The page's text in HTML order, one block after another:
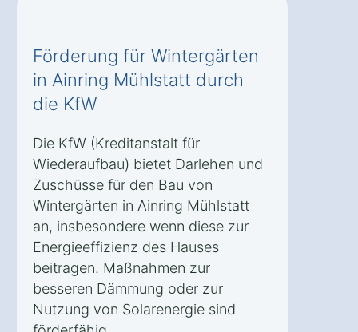
Förderung für Wintergärten
in Ainring Mühlstatt durch
die KfW
Die KfW (Kreditanstalt für
Wiederaufbau) bietet Darlehen und
Zuschüsse für den Bau von
Wintergärten in Ainring Mühlstatt
an, insbesondere wenn diese zur
Energieeffizienz des Hauses
beitragen. Maßnahmen zur
besseren Dämmung oder zur
Nutzung von Solarenergie sind